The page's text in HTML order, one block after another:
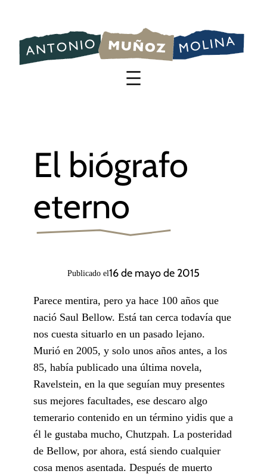
contenido
El biógrafo
eterno
Publicado el16 de mayo de 2015
Parece mentira, pero ya hace 100 años que
nació Saul Bellow. Está tan cerca todavía que
nos cuesta situarlo en un pasado lejano.
Murió en 2005, y solo unos años antes, a los
85, había publicado una última novela,
Ravelstein, en la que seguían muy presentes
sus mejores facultades, ese descaro algo
temerario contenido en un término yidis que a
él le gustaba mucho, Chutzpah. La posteridad
de Bellow, por ahora, está siendo cualquier
cosa menos asentada. Después de muerto